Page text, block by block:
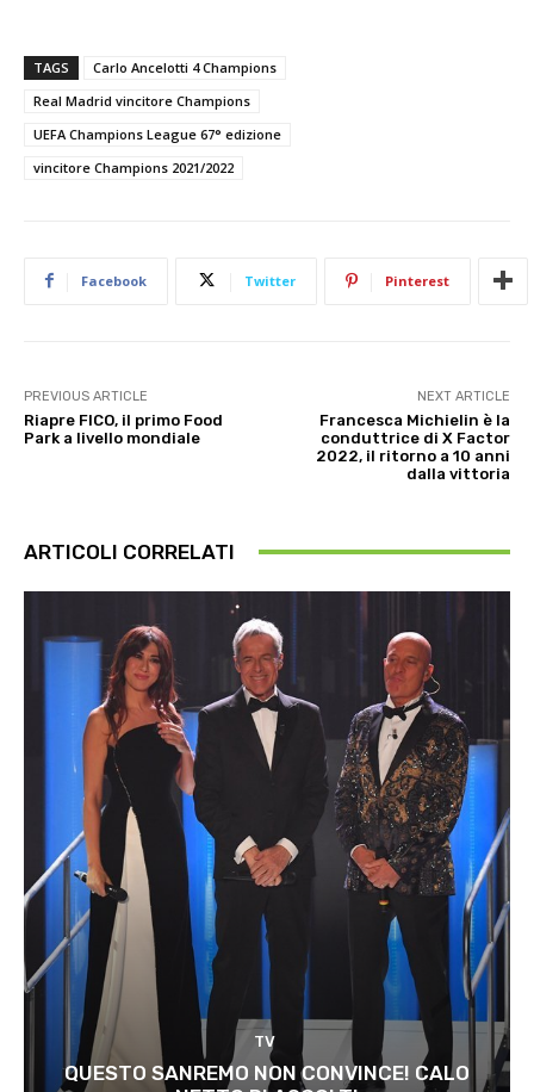
TAGS
Carlo Ancelotti 4 Champions
Real Madrid vincitore Champions
UEFA Champions League 67° edizione
vincitore Champions 2021/2022
Facebook Twitter Pinterest
PREVIOUS ARTICLE
Riapre FICO, il primo Food
Park a livello mondiale
NEXT ARTICLE
Francesca Michielin è la
conduttrice di X Factor
2022, il ritorno a 10 anni
dalla vittoria
ARTICOLI CORRELATI
TV
QUESTO SANREMO NON CONVINCE! CALO